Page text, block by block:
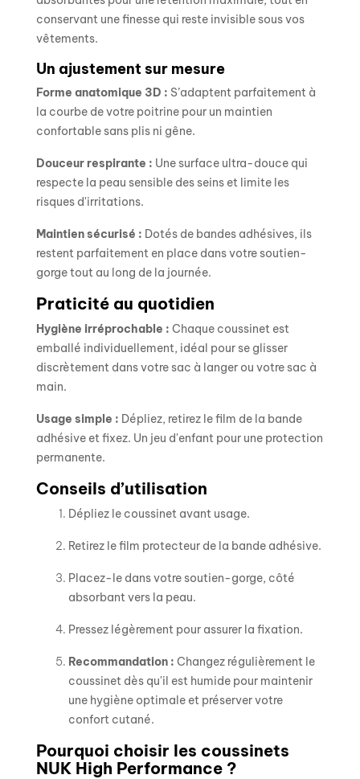
conservant une finesse qui reste invisible sous vos
vêtements.
Un ajustement sur mesure
Forme anatomique 3D : S’adaptent parfaitement à
la courbe de votre poitrine pour un maintien
confortable sans plis ni gêne.
Douceur respirante : Une surface ultra-douce qui
respecte la peau sensible des seins et limite les
risques d'irritations.
Maintien sécurisé : Dotés de bandes adhésives, ils
restent parfaitement en place dans votre soutien-
gorge tout au long de la journée.
Praticité au quotidien
Hygiène irréprochable : Chaque coussinet est
emballé individuellement, idéal pour se glisser
discrètement dans votre sac à langer ou votre sac à
main.
Usage simple : Dépliez, retirez le film de la bande
adhésive et fixez. Un jeu d'enfant pour une protection
permanente.
Conseils d’utilisation
Dépliez le coussinet avant usage.
Retirez le film protecteur de la bande adhésive.
Placez-le dans votre soutien-gorge, côté
absorbant vers la peau.
Pressez légèrement pour assurer la fixation.
Recommandation : Changez régulièrement le
coussinet dès qu'il est humide pour maintenir
une hygiène optimale et préserver votre
confort cutané.
Pourquoi choisir les coussinets
NUK High Performance ?